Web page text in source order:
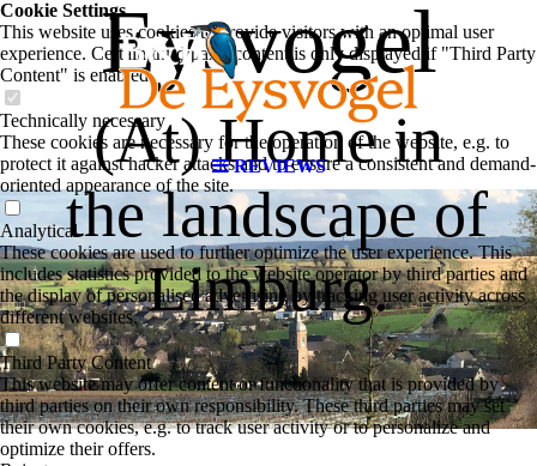
REVIEWS
Eysvogel
(At) Home in
the landscape of
Limburg.
Cookie Settings
This website uses cookies to provide visitors with an optimal user
experience. Certain third party content is only displayed if "Third Party
Content" is enabled.
Technically necessary
These cookies are necessary for the operation of the website, e.g. to
protect it against hacker attacks and to ensure a consistent and demand-
oriented appearance of the site.
Analytical
These cookies are used to further optimize the user experience. This
includes statistics provided to the website operator by third parties and
the display of personalised advertising by tracking user activity across
different websites.
Third Party Content
This website may offer content or functionality that is provided by
third parties on their own responsibility. These third parties may set
their own cookies, e.g. to track user activity or to personalize and
optimize their offers.